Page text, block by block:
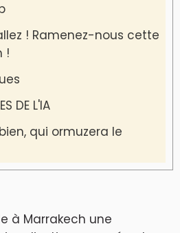
de la plateforme “Observatoire
projets” du Ministère de l’Équipement et
à Tanger : Le
World Tour à Rabat (